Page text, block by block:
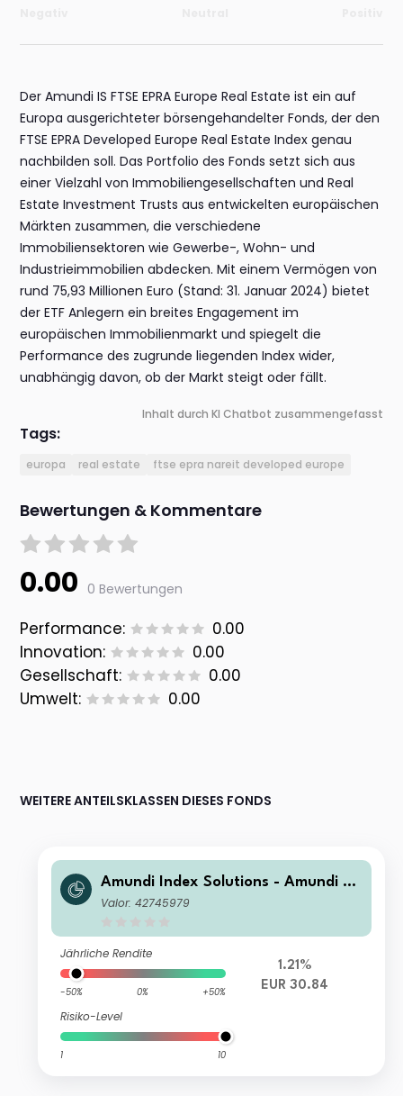
Der Amundi IS FTSE EPRA Europe Real Estate ist ein auf
Europa ausgerichteter börsengehandelter Fonds, der den
FTSE EPRA Developed Europe Real Estate Index genau
nachbilden soll. Das Portfolio des Fonds setzt sich aus
einer Vielzahl von Immobiliengesellschaften und Real
Estate Investment Trusts aus entwickelten europäischen
Märkten zusammen, die verschiedene
Immobiliensektoren wie Gewerbe-, Wohn- und
Industrieimmobilien abdecken. Mit einem Vermögen von
rund 75,93 Millionen Euro (Stand: 31. Januar 2024) bietet
der ETF Anlegern ein breites Engagement im
europäischen Immobilienmarkt und spiegelt die
Performance des zugrunde liegenden Index wider,
unabhängig davon, ob der Markt steigt oder fällt.
Inhalt durch KI Chatbot zusammengefasst
Tags:
europa real estate ftse epra nareit developed europe
Bewertungen & Kommentare
0.00 0 Bewertungen
Performance:
0.00
Innovation:
0.00
Gesellschaft:
0.00
Umwelt:
0.00
WEITERE ANTEILSKLASSEN DIESES FONDS
Amundi Index Solutions - Amundi FT
SE EPRA Europe Real Estate UCITS E
Valor: 42745979
Jährliche Rendite
-50% 0% +50%
Risiko-Level
1 10
1.21%
EUR 30.84